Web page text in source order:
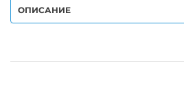
ОПИСАНИЕ